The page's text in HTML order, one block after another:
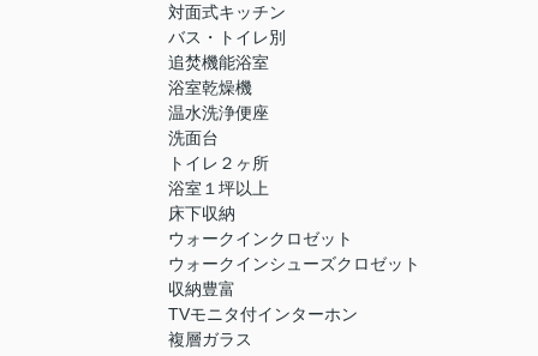
対面式キッチン
バス・トイレ別
追焚機能浴室
浴室乾燥機
温水洗浄便座
洗面台
トイレ２ヶ所
浴室１坪以上
床下収納
ウォークインクロゼット
ウォークインシューズクロゼット
収納豊富
TVモニタ付インターホン
複層ガラス